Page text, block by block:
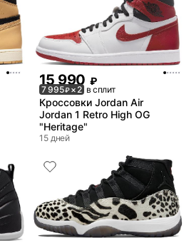
15 990 ₽
7 995₽× 2 в сплит
Кроссовки Jordan Air
Jordan 1 Retro High OG
"Heritage"
15 дней